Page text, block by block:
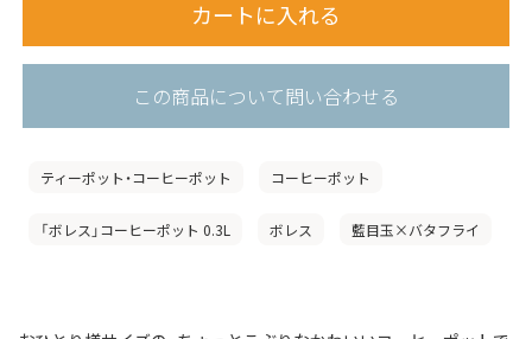
この商品について問い合わせる
ティーポット・コーヒーポット コーヒーポット
「ボレス」コーヒーポット 0.3L ボレス 藍目玉×バタフライ